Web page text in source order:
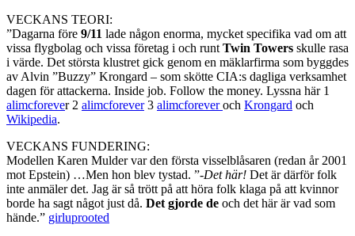
VECKANS TEORI:
”Dagarna före 9/11 lade någon enorma, mycket specifika vad om att
vissa flygbolag och vissa företag i och runt Twin Towers skulle rasa
i värde. Det största klustret gick genom en mäklarfirma som byggdes
av Alvin ”Buzzy” Krongard – som skötte CIA:s dagliga verksamhet
dagen för attackerna. Inside job. Follow the money. Lyssna här 1
alimcforever 2 alimcforever3 alimcforeveroch Krongard och
Wikipedia.
VECKANS FUNDERING:
Modellen Karen Mulder var den första visselblåsaren (redan år 2001
mot Epstein) …Men hon blev tystad. ”-Det här! Det är därför folk
inte anmäler det. Jag är så trött på att höra folk klaga på att kvinnor
borde ha sagt något just då. Det gjorde de och det här är vad som
hände.” girluprooted